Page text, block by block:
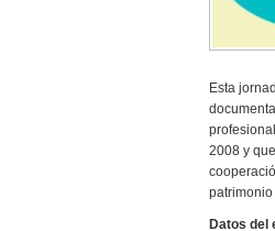
Esta
2008 y
Datos del